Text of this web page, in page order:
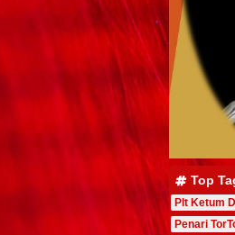
Top
Plt Ketum
Penari